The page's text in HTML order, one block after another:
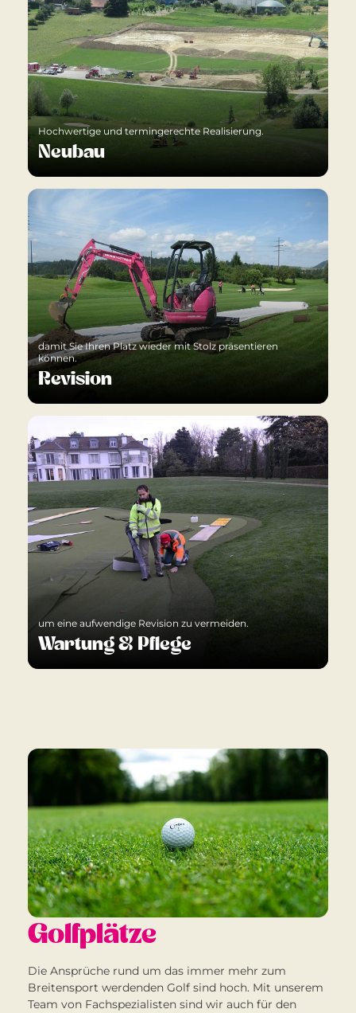
Hochwertige und termingerechte Realisierung.
Neubau
damit Sie Ihren Platz wieder mit Stolz präsentieren
können.
Revision
um eine aufwendige Revision zu vermeiden.
Wartung & Pflege
Golfplätze
Die Ansprüche rund um das immer mehr zum
Breitensport werdenden Golf sind hoch. Mit unserem
Team von Fachspezialisten sind wir auch für den